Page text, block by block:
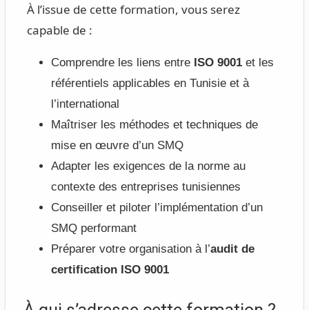
À l’issue de cette formation, vous serez
capable de :
Comprendre les liens entre ISO 9001et les
référentiels applicables en Tunisie et à
l’international
Maîtriser les méthodes et techniques de
mise en œuvre d’un SMQ
Adapter les exigences de la norme au
contexte des entreprises tunisiennes
Conseiller et piloter l’implémentation d’un
SMQ performant
Préparer votre organisation à l’audit de
certification ISO 9001